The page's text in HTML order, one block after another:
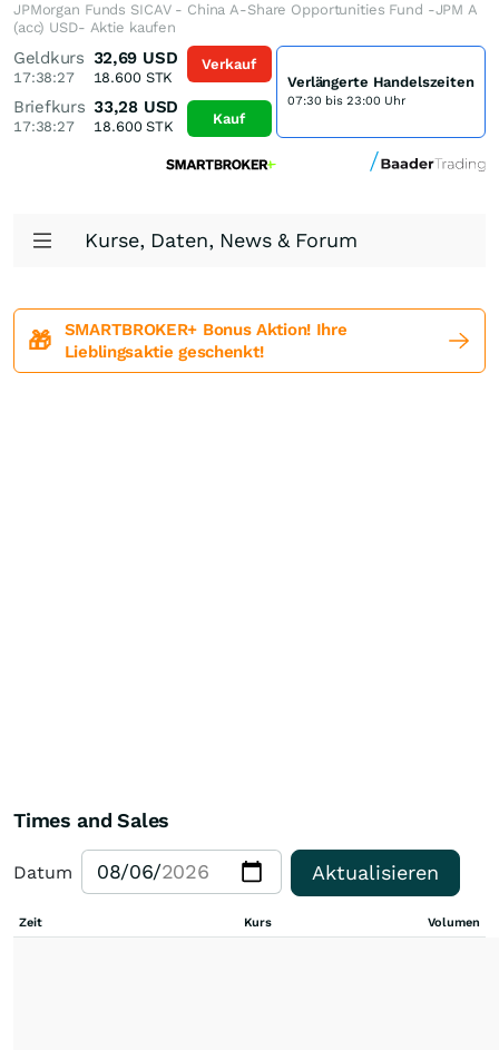
JPMorgan Funds SICAV - China A-Share Opportunities Fund -JPM A
(acc) USD- Aktie kaufen
Geldkurs
17:38:27
32,69 USD
18.600STK
Briefkurs
17:38:27
33,28 USD
18.600STK
Verkauf
Kauf
Verlängerte Handelszeiten
07:30 bis 23:00 Uhr
Kurse, Daten, News & Forum
🎁
SMARTBROKER+ Bonus Aktion! Ihre
Lieblingsaktie geschenkt!
Times and Sales
Datum Aktualisieren
Zeit Kurs Volumen